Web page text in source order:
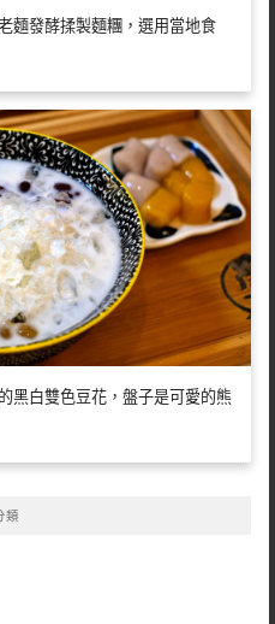
麵發酵揉製麵糰，選用當地食
黑白雙色豆花，盤子是可愛的熊
類